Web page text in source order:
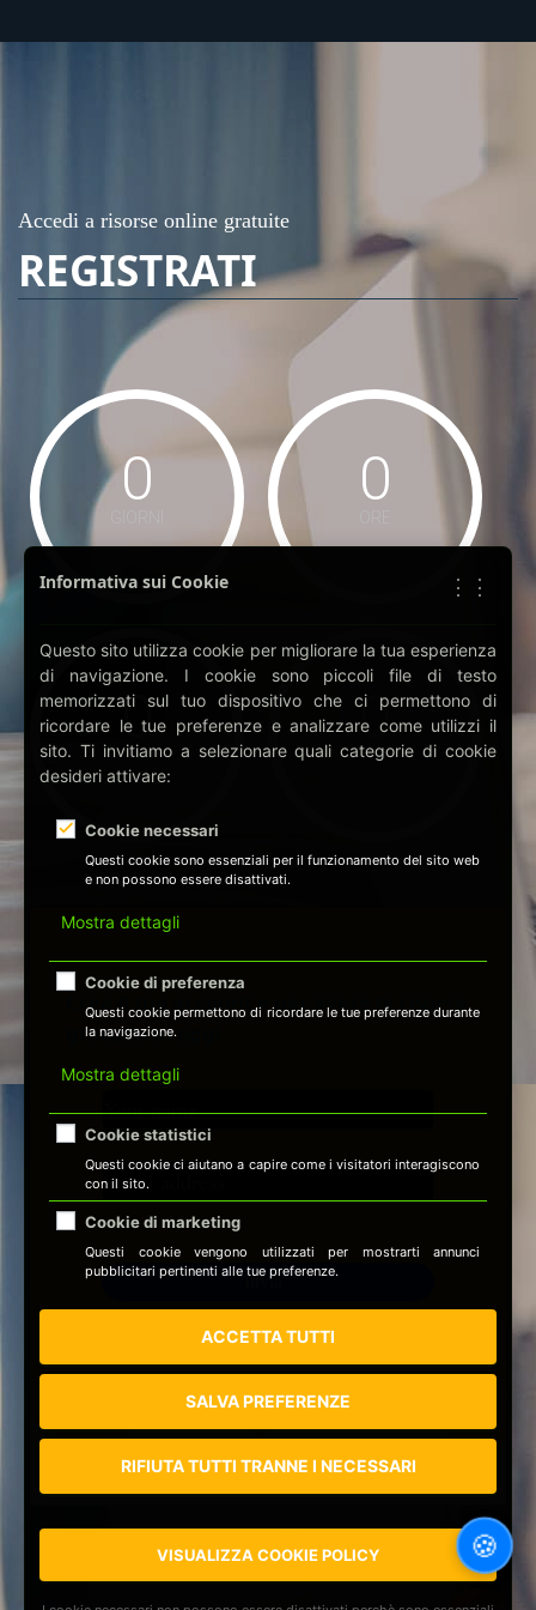
Accedi a risorse online gratuite
REGISTRATI
0 0
0
MINUTI
0
SECONDI
Crea il tuo account e per avere la risorsa
gratuita di oggi
Informativa sui Cookie ⋮⋮
Questo sito utilizza cookie per migliorare la tua esperienza
di navigazione. I cookie sono piccoli file di testo
memorizzati sul tuo dispositivo che ci permettono di
ricordare le tue preferenze e analizzare come utilizzi il
sito. Ti invitiamo a selezionare quali categorie di cookie
desideri attivare:
Cookie necessari
Questi cookie sono essenziali per il funzionamento del sito web
e non possono essere disattivati.
Mostra dettagli
Cookie di preferenza
Questi cookie permettono di ricordare le tue preferenze durante
la navigazione.
Mostra dettagli
Cookie statistici
Questi cookie ci aiutano a capire come i visitatori interagiscono
con il sito.
Cookie di marketing
Questi cookie vengono utilizzati per mostrarti annunci
pubblicitari pertinenti alle tue preferenze.
ACCETTA TUTTI
SALVA PREFERENZE
RIFIUTA TUTTI TRANNE I NECESSARI
VISUALIZZA COOKIE POLICY 🍪